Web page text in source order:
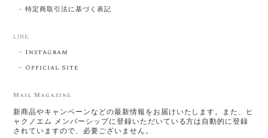
特定商取引法に基づく表記
LINK
Instagram
Official Site
Mail Magazine
新商品やキャンペーンなどの最新情報をお届けいたします。また、ヒ
ャクノエム メンバーシップに登録いただいている方は自動的に登録
されていますので、必要ございません。